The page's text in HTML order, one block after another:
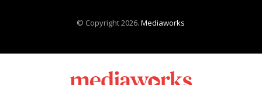
© Copyright 2026.Mediaworks